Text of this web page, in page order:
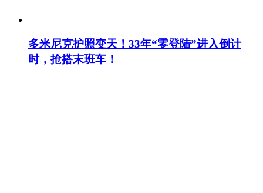
多米尼克护照变天！33年“零登陆”进入倒计
时，抢搭末班车！